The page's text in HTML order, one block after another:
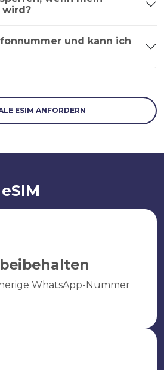
wird?
und kann ich
ESIM ANFORDERN
WhatsApp-Nummer